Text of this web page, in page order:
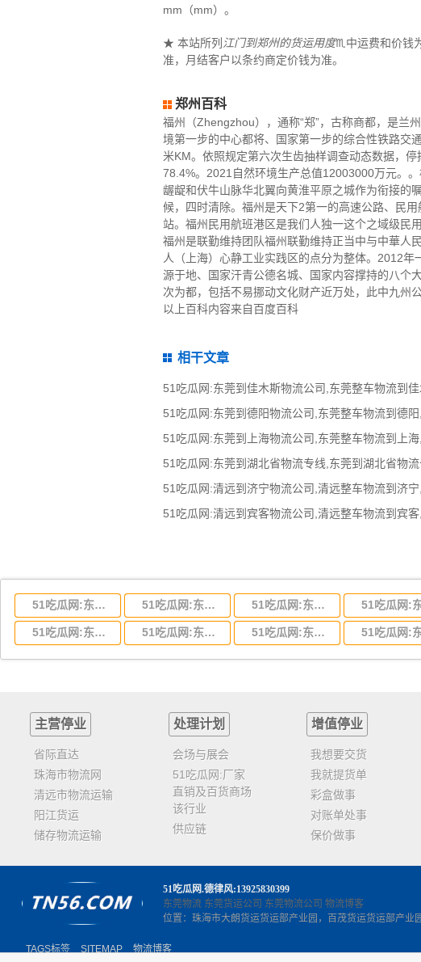
mm（mm）。
★ 本站所列 江门到郑州的货运用度♏中运费和价钱
准，月结客户以条约商定价钱为准。
郑州百科
福州（Zhengzhou），通称“郑”，古称商都，是兰
境第一步的中心都将、国家第一步的综合性铁路交
米KM。依照规定第六次生齿抽样调查动态数据，
78.4%。2021自然环境生产总值12003000万元。
龌龊和伏牛山脉华北翼向黄淮平原之城作为衔接的
候，四时清除。福州是天下2第一的高速公路、民
站。福州民用航班港区是我们人独一这个之域级民
福州是联勤维持团队福州联勤维持正当中与中華人
人（上海）心静工业实践区的点分为整体。2012
源于地、国家汗青公德名城、国家内容撑持的八个
次为都，包括不易挪动文化财产近万处，此中九州
以上百科内容来自百度百科
相干文章
51吃瓜网:东莞到湖北省物流专线,东莞到湖北省物流
51吃瓜网:东莞到湖北省物流专线,东莞到湖北省物流公司 51吃瓜网:东莞到河南省物流专线,东莞到河南省物流公司 51吃瓜网:东莞到湖南省物流专线,东莞到湖南省物流公司
51吃瓜网:东莞到云南省物流运输,东莞到云南省物流公司 51吃瓜网:东莞到江西省物流专线,东莞到江西省物流公司 51吃瓜网:东莞到安徽省物流专线,东莞到安徽省物流公司
主营停业
省际直达
珠海市物流网
清远市物流运输
阳江货运
储存物流运输
处理计划
会场与展会
51吃瓜网:厂家
直销及百货商场
该行业
供应链
增值停业
我想要交货
我就提货单
彩盒做事
对账单处事
保价做事
51吃瓜网.德律风:13925830399
东莞物流 东莞货运公司 东莞物流公司 物流博客
位置：珠海市大朗货运货运部产业园，百茂货运货运部产业
TAGS标签 SITEMAP 物流博客